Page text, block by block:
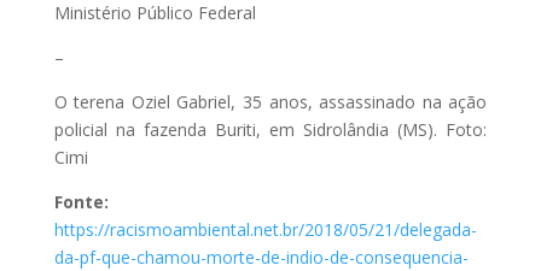
Ministério Público Federal
–
O terena Oziel Gabriel, 35 anos, assassinado na ação
policial na fazenda Buriti, em Sidrolândia (MS). Foto:
Cimi
Fonte:
https://racismoambiental.net.br/2018/05/21/delegada-
da-pf-que-chamou-morte-de-indio-de-consequencia-